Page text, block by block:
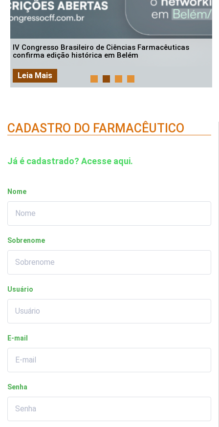
IV Congresso Brasileiro de Ciências Farmacêuticas
confirma edição histórica em Belém
Leia Mais
CADASTRO DO FARMACÊUTICO
Já é cadastrado? Acesse aqui.
Nome
Sobrenome
Usuário
E-mail
Senha